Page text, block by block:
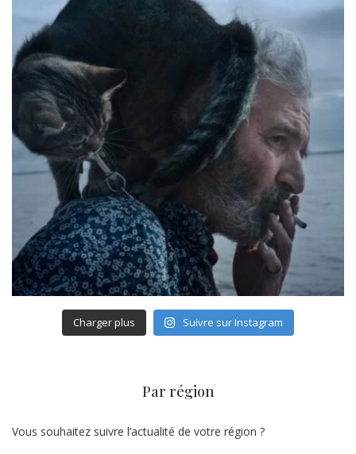
Charger plus Suivre sur Instagram
Par région
Vous souhaitez suivre l’actualité de votre région ?